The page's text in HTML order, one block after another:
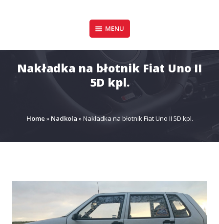
P.P.H.U. DAWID
GAŁUSZKA
Design & Style
MENU
Nakładka na błotnik Fiat Uno II
5D kpl.
Home » Nadkola »Nakładka na błotnik Fiat Uno II 5D kpl.